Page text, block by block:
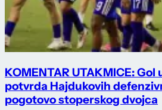
KOMENTAR UTAKMICE:
potvrda Hajdukovih
pogotovo stoperskog dvojca